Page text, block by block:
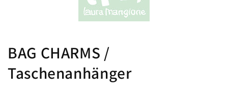
C
o
BAG CHARMS /
Taschenanhänger